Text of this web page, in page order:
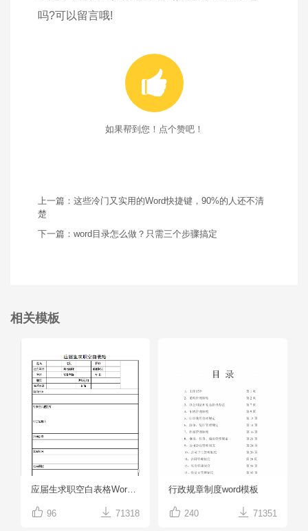
吗?可以留言哦!

如果帮到您！点个赞吧！
上一篇：这些冷门又实用的Word快捷键，90%的人还不清
楚
下一篇：word目录怎么做？只需三个步骤搞定
相关模板
应届生求职空白表格Word模板
 96  71318
行政规章制度word模板
 240  71351